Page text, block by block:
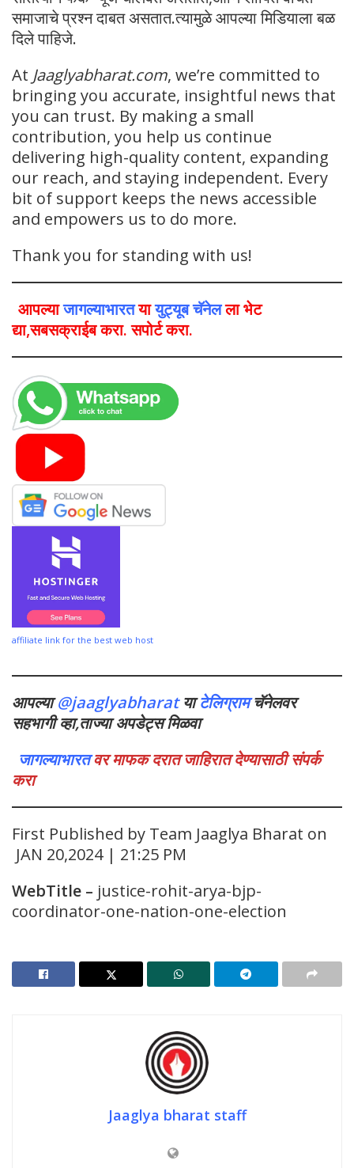
समाजाचे प्रश्न दाबत असतात.त्यामुळे आपल्या मिडियाला बळ
दिले पाहिजे.
At Jaaglyabharat.com, we’re committed to
bringing you accurate, insightful news that
you can trust. By making a small
contribution, you help us continue
delivering high-quality content, expanding
our reach, and staying independent. Every
bit of support keeps the news accessible
and empowers us to do more.
Thank you for standing with us!
आपल्याजागल्याभारतयायुट्यूब चॅनेलला भेट
द्या,सबसक्राईब करा. सपोर्ट करा.
affiliate link for the best web host
आपल्या@jaaglyabharatयाटेलिग्रामचॅनेलवर
सहभागी व्हा,ताज्या अपडेट्स मिळवा
जागल्याभारतवर माफक दरात जाहिरात देण्यासाठी संपर्क
करा
First Published by Team Jaaglya Bharat on
JAN 20,2024 | 21:25 PM
WebTitle – justice-rohit-arya-bjp-
coordinator-one-nation-one-election
Jaaglya bharat staff